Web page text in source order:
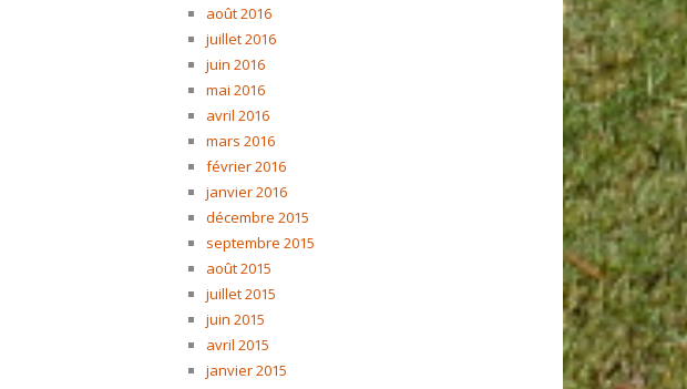
août 2016
juillet 2016
juin 2016
mai 2016
avril 2016
mars 2016
février 2016
janvier 2016
décembre 2015
septembre 2015
août 2015
juillet 2015
juin 2015
avril 2015
janvier 2015